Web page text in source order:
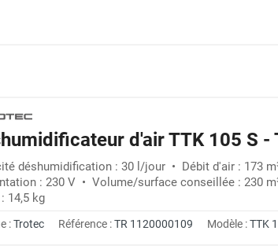
-20%
d'air TTK 105 S -
déshumidification : 30 l/jour • Débit d'air : 173
: 230 V • Volume/surface conseillée : 230
14,5 kg
:Trotec Référence :TR 1120000109 Modèle :TTK